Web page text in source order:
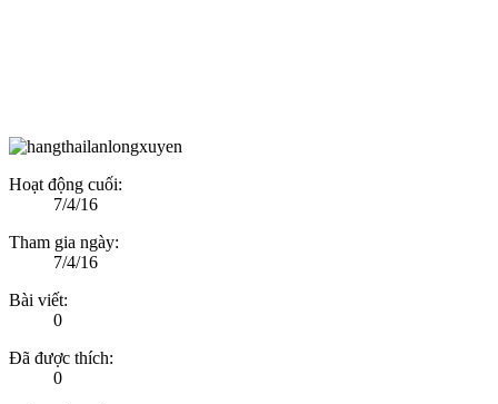
Hoạt động cuối:
7/4/16
Tham gia ngày:
7/4/16
Bài viết:
0
Đã được thích:
0